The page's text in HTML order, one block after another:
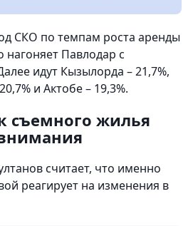
СКО по темпам роста аренды
Павлодар с
идут Кызылорда – 21,7%,
и Актобе – 19,3%.
съемного жилья
считает, что именно
реагирует на изменения в